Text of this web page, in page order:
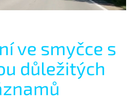
ve smyčce s
důležitých